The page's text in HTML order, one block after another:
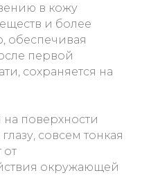
в кожу
и более
обеспечивая
первой
сохраняется на
поверхности
совсем тонкая
от
окружающей